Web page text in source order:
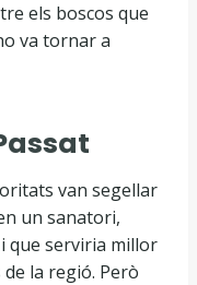
els boscos que
va tornar a
van segellar
un sanatori,
que serviria millor
la regió. Però